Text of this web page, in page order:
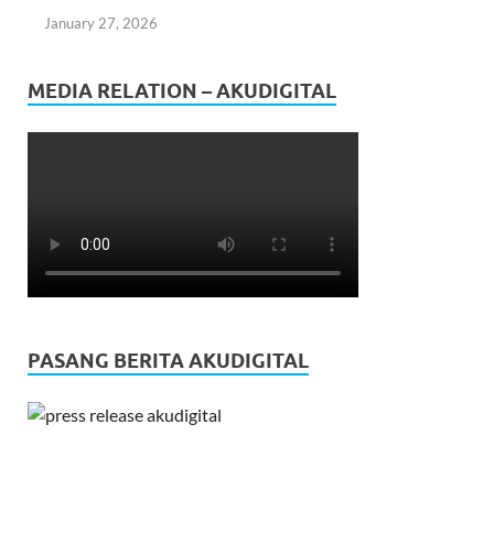
January 27, 2026
MEDIA RELATION – AKUDIGITAL
PASANG BERITA AKUDIGITAL